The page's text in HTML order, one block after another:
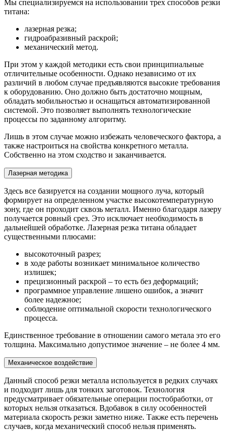
Мы специализируемся на использовании трех способов резки
титана:
лазерная резка;
гидроабразивный раскрой;
механический метод.
При этом у каждой методики есть свои принципиальные
отличительные особенности. Однако независимо от их
различий в любом случае предъявляются высокие требования
к оборудованию. Оно должно быть достаточно мощным,
обладать мобильностью и оснащаться автоматизированной
системой. Это позволяет выполнять технологические
процессы по заданному алгоритму.
Лишь в этом случае можно избежать человеческого фактора, а
также настроиться на свойства конкретного металла.
Собственно на этом сходство и заканчивается.
Лазерная методика
Здесь все базируется на создании мощного луча, который
формирует на определенном участке высокотемпературную
зону, где он проходит сквозь металл. Именно благодаря лазеру
получается ровный срез. Это исключает необходимость в
дальнейшей обработке. Лазерная резка титана обладает
существенными плюсами:
высокоточный разрез;
в ходе работы возникает минимальное количество
излишек;
прецизионный раскрой – то есть без деформаций;
программное управление лишено ошибок, а значит
более надежное;
соблюдение оптимальной скорости технологического
процесса.
Единственное требование в отношении самого метала это его
толщина. Максимально допустимое значение – не более 4 мм.
Механическое воздействие
Данный способ резки металла используется в редких случаях
и подходит лишь для тонких заготовок. Технология
предусматривает обязательные операции постобработки, от
которых нельзя отказаться. Вдобавок в силу особенностей
материала скорость резки заметно ниже. Также есть перечень
случаев, когда механический способ нельзя применять.